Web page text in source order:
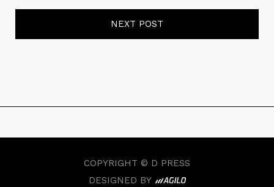
NEXT POST
COPYRIGHT © D PRESS
DESIGNED BY